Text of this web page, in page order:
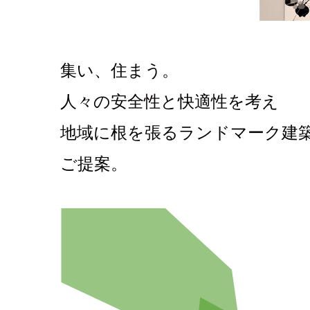
集い、住まう。
人々の安全性と快適性を考え
地域に根を張るランドマーク建
ご提案。